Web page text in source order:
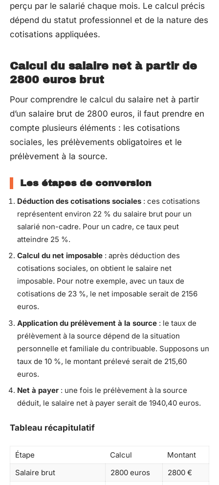
perçu par le salarié chaque mois. Le calcul précis
dépend du statut professionnel et de la nature des
cotisations appliquées.
Calcul du salaire net à partir de
2800 euros brut
Pour comprendre le calcul du salaire net à partir
d’un salaire brut de 2800 euros, il faut prendre en
compte plusieurs éléments : les cotisations
sociales, les prélèvements obligatoires et le
prélèvement à la source.
Les étapes de conversion
Déduction des cotisations sociales : ces cotisations
représentent environ 22 % du salaire brut pour un
salarié non-cadre. Pour un cadre, ce taux peut
atteindre 25 %.
Calcul du net imposable : après déduction des
cotisations sociales, on obtient le salaire net
imposable. Pour notre exemple, avec un taux de
cotisations de 23 %, le net imposable serait de 2156
euros.
Application du prélèvement à la source : le taux de
prélèvement à la source dépend de la situation
personnelle et familiale du contribuable. Supposons un
taux de 10 %, le montant prélevé serait de 215,60
euros.
Net à payer : une fois le prélèvement à la source
déduit, le salaire net à payer serait de 1940,40 euros.
Tableau récapitulatif
Étape Calcul
Montant
Salaire brut
2800 euros
2800 €